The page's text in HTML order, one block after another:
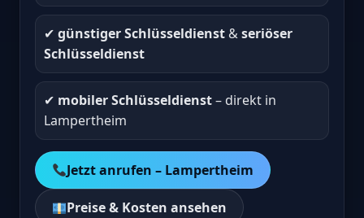
✔︎ günstiger Schlüsseldienst &seriöser
Schlüsseldienst
✔︎ mobiler Schlüsseldienst– direkt in
Lampertheim
Jetzt anrufen – Lampertheim
Preise & Kosten ansehen